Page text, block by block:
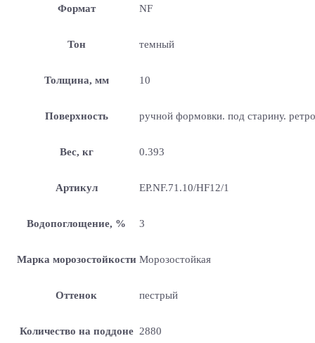
Формат NF
Тон темный
Толщина, мм 10
Поверхность ручной формовки. под старину. ретро
Вес, кг 0.393
Артикул EP.NF.71.10/HF12/1
Водопоглощение, % 3
Марка морозостойкости Морозостойкая
Оттенок пестрый
Количество на поддоне 2880